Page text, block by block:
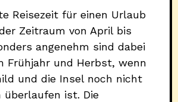
Reisezeit für einen Urlaub
Zeitraum von April bis
angenehm sind dabei
Frühjahr und Herbst, wenn
und die Insel noch nicht
überlaufen ist. Die